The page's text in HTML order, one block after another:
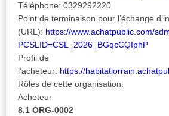
Téléphone: 0329292220
Point de terminaison pour l’échange
(URL): https://www.achatpublic.com/
PCSLID=CSL_2026_BGqcCQIphP
Profil de
l’acheteur: https://
Rôles de cette organisation:
Acheteur
8.1 ORG-0002